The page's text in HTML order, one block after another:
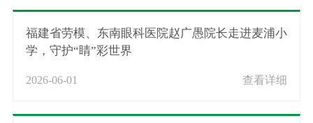
福建省劳模、东南眼科医院赵广愚院长走进麦浦小
学，守护“睛”彩世界
2026-06-01 查看详细